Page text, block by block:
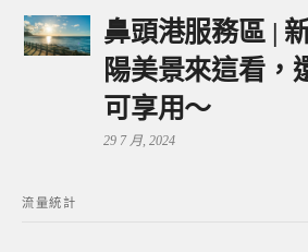
鼻頭港服務區 |
陽美景來這看，
可享用～
29 7 月, 2024
流量統計